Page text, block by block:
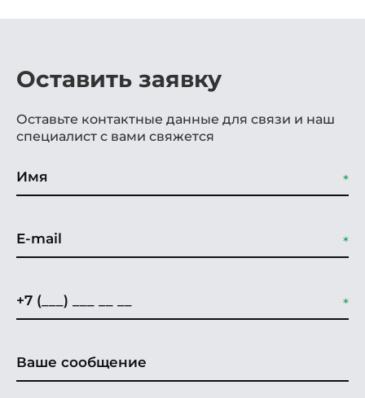
Оставить заявку
Оставьте контактные данные для связи и наш
специалист с вами свяжется